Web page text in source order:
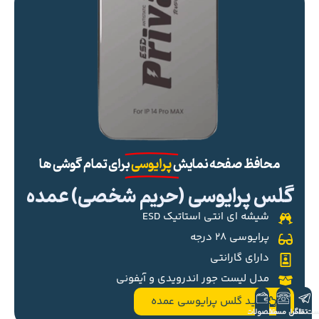
محافظ صفحه نمایشپرایوسیبرای تمام گوشی ها
گلس پرایوسی (حریم شخصی) عمده
شیشه ای انتی استاتیک ESD
پرایوسی ۲۸ درجه
دارای گارانتی
مدل لیست جور اندرویدی و آیفونی
خرید گلس پرایوسی عمده
تلگرام
تماس مستقیم
محصولات